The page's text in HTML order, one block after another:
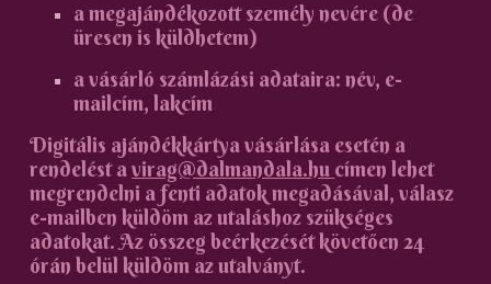
a megajándékozott személy nevére (de
üresen is küldhetem)
a vásárló számlázási adataira: név, e-
mailcím, lakcím
Digitális ajándékkártya vásárlása esetén a
rendelést avirag@dalmandala.hu címen lehet
megrendelni a fenti adatok megadásával, válasz
e-mailben küldöm az utaláshoz szükséges
adatokat. Az összeg beérkezését követően 24
órán belül küldöm az utalványt.